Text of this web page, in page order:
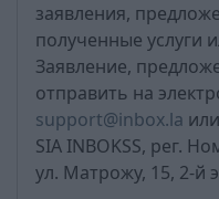
заявления,
полученные услуги
Заявление,
отправить на
support@inbox.la
SIA INBOKSS, рег.
ул. Матрожу, 15, 2-й